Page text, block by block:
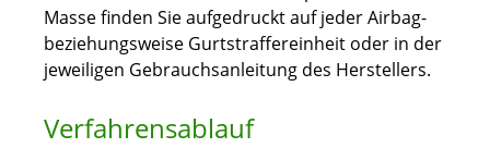
Masse finden Sie aufgedruckt auf jeder Airbag-
beziehungsweise Gurtstraffereinheit oder in der
jeweiligen Gebrauchsanleitung des Herstellers.
Verfahrensablauf